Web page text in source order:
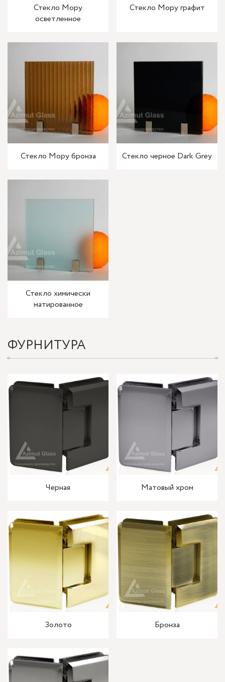
Стекло Мору
осветленное
Стекло Мору графит
Стекло Мору бронза Стекло черное Dark Grey
Стекло химически
матированное
ФУРНИТУРА
Черная Матовый хром
Золото Бронза